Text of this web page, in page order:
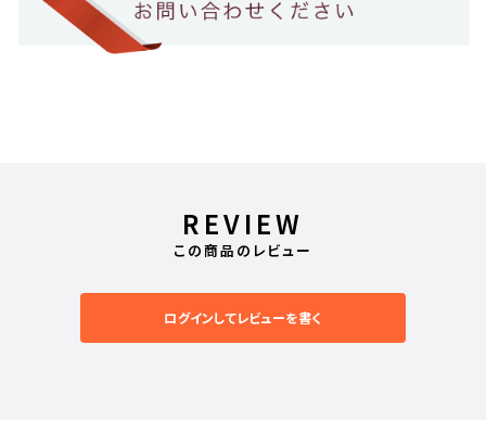
REVIEW
この商品のレビュー
ログインしてレビューを書く